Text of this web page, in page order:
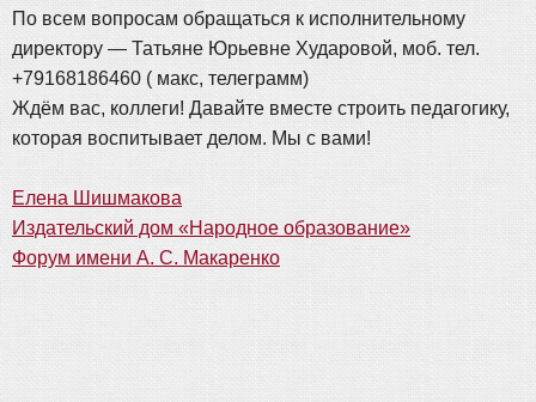
По всем вопросам обращаться к исполнительному
директору — Татьяне Юрьевне Хударовой, моб. тел.
+79168186460 ( макс, телеграмм)
Ждём вас, коллеги! Давайте вместе строить педагогику,
которая воспитывает делом. Мы с вами!
Елена Шишмакова
Издательский дом «Народное образование»
Форум имени А. С. Макаренко